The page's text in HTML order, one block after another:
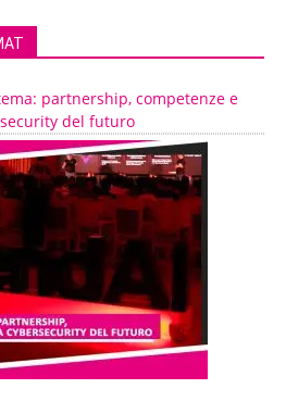
partnership, competenze e
del futuro